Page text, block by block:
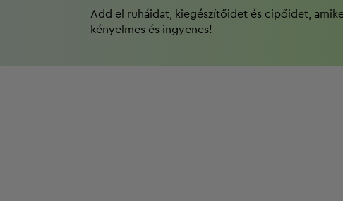
Add el ruháidat, kiegészítőidet és cipőidet,
kényelmes és ingyenes!